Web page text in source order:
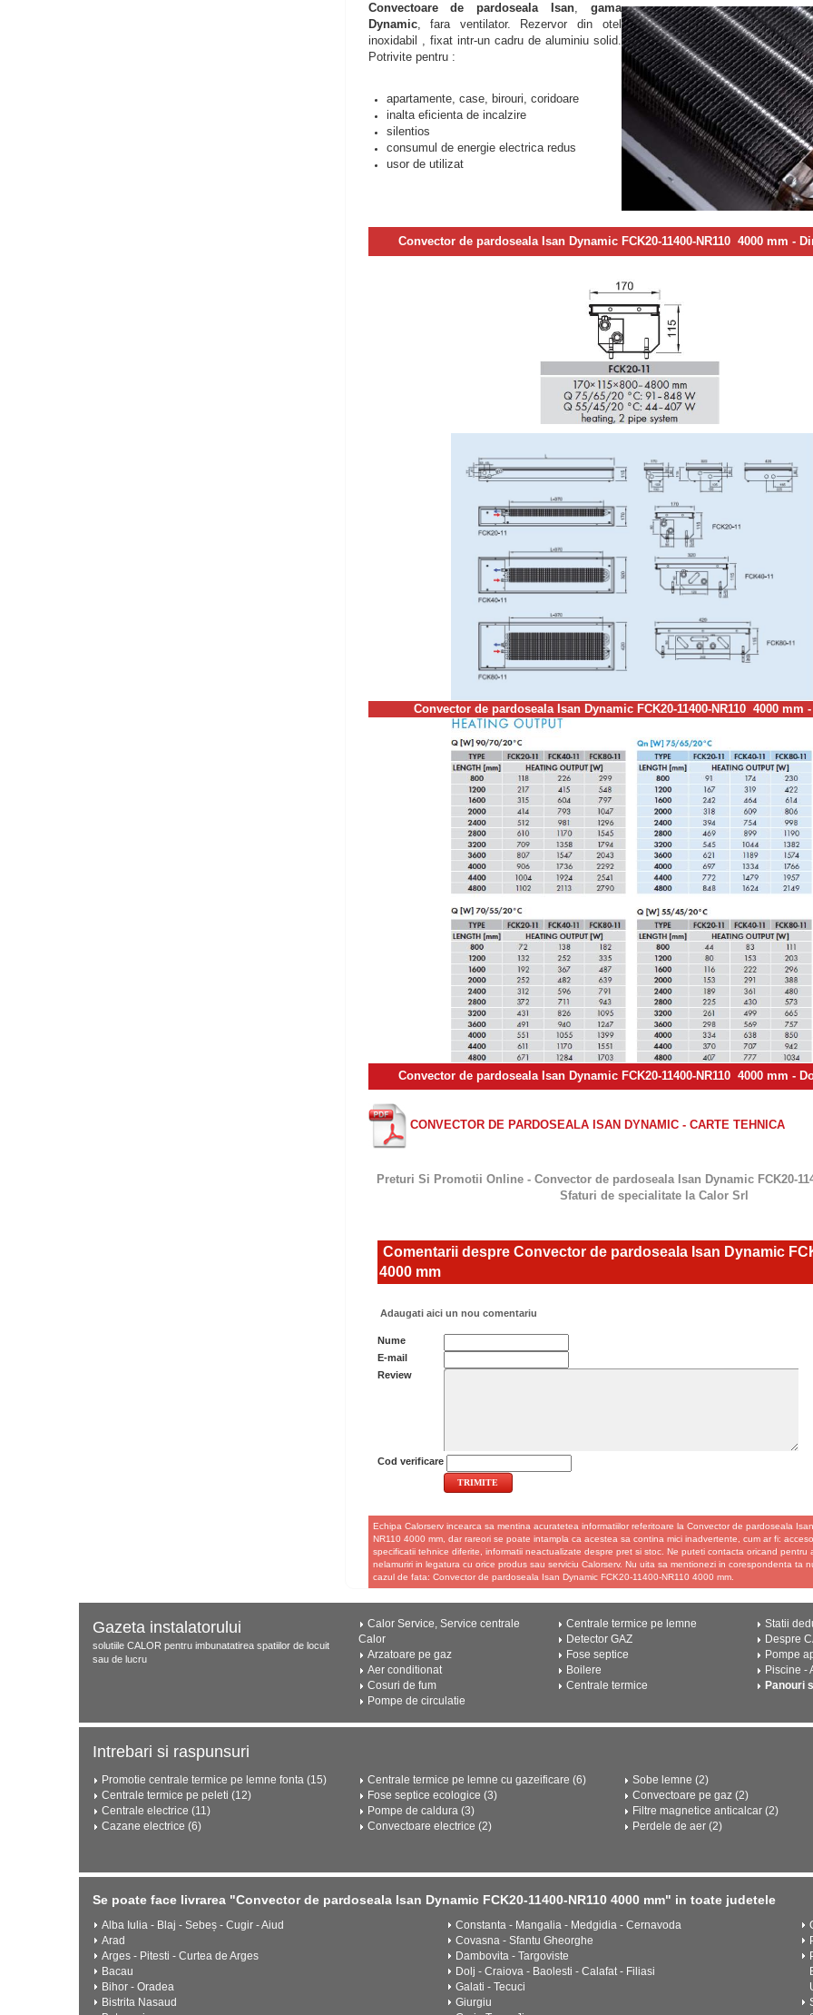
Convectoare de pardoseala Isan, gama
Dynamic, fara ventilator. Rezervor din otel
inoxidabil , fixat intr-un cadru de aluminiu solid.
Potrivite pentru :
apartamente, case, birouri, coridoare
inalta eficienta de incalzire
silentios
consumul de energie electrica redus
usor de utilizat
Convector de pardoseala Isan Dynamic FCK20-11400-NR110 4000 mm -
Convector de pardoseala Isan Dynamic FCK20-11400-NR110 4000 mm -
Convector de pardoseala Isan Dynamic FCK20-11400-NR110 4000 mm -
CONVECTOR DE PARDOSEALA ISAN DYNAMIC - CARTE TEHNICA
Preturi Si Promotii Online - Convector de pardoseala Isan Dynamic FCK20-
Sfaturi de specialitate la Calor Srl
Comentarii despre Convector de pardoseala Isan Dynamic
4000 mm
Adaugati aici un nou comentariu
Nume
E-mail
Review
Cod verificare
Echipa Calorserv incearca sa mentina acuratetea informatiilor referitoare la Convector de pardoseala
NR110 4000 mm, dar rareori se poate intampla ca acestea sa contina mici inadvertente, cum ar fi:
specificatii tehnice diferite, informatii neactualizate despre pret si stoc. Ne puteti contacta oricand pentru
nelamuriri in legatura cu orice produs sau serviciu Calorserv. Nu uita sa mentionezi in corespondenta ta
cazul de fata: Convector de pardoseala Isan Dynamic FCK20-11400-NR110 4000 mm.
Gazeta instalatorului
solutiile CALOR pentru imbunatatirea spatiilor de locuit
sau de lucru
Calor Service, Service centrale
Calor
Arzatoare pe gaz
Aer conditionat
Cosuri de fum
Pompe de circulatie
Centrale termice pe lemne
Detector GAZ
Fose septice
Boilere
Centrale termice
Statii
Despre
Pompe
Piscine -
Panouri
Intrebari si raspunsuri
Promotie centrale termice pe lemne fonta (15)
Centrale termice pe peleti (12)
Centrale electrice (11)
Cazane electrice (6)
Centrale termice pe lemne cu gazeificare (6)
Fose septice ecologice (3)
Pompe de caldura (3)
Convectoare electrice (2)
Sobe lemne (2)
Convectoare pe gaz (2)
Filtre magnetice anticalcar (2)
Perdele de aer (2)
Se poate face livrarea "Convector de pardoseala Isan Dynamic FCK20-11400-NR110 4000 mm" in toate judetele
Alba Iulia - Blaj - Sebeș - Cugir - Aiud
Arad
Arges - Pitesti - Curtea de Arges
Bacau
Bihor - Oradea
Bistrita Nasaud
Constanta - Mangalia - Medgidia - Cernavoda
Covasna - Sfantu Gheorghe
Dambovita - Targoviste
Dolj - Craiova - Baolesti - Calafat - Filiasi
Galati - Tecuci
Giurgiu